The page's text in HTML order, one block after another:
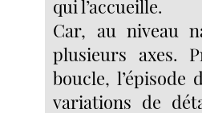
qui l’accueille.
Car, au niveau
plusieurs axes.
boucle,
variations de